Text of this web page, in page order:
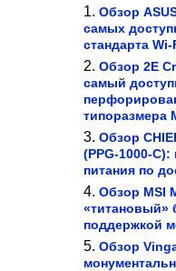
Обзор
самых
стандарта Wi-
Обзор 2E
самый
типоразмера
Обзор
(PPG-1000-
питания по
Обзор MSI
«титановый»
поддержкой
Обзор